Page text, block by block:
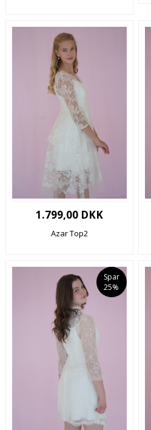
1.799,00 DKK
Azar Top2
Spar
25%